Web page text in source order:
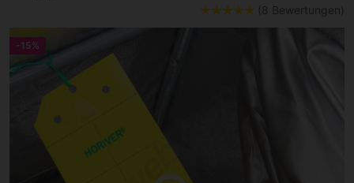
(8 Bewertungen)
-15%